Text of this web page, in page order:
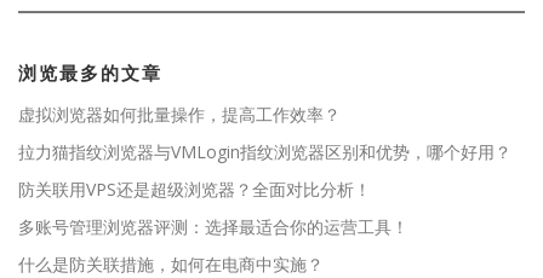
浏览最多的文章
虚拟浏览器如何批量操作，提高工作效率？
拉力猫指纹浏览器与VMLogin指纹浏览器区别和优势，哪个好用？
防关联用VPS还是超级浏览器？全面对比分析！
多账号管理浏览器评测：选择最适合你的运营工具！
什么是防关联措施，如何在电商中实施？